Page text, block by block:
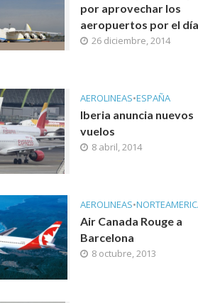
por aprovechar los
aeropuertos por el
26 diciembre, 2014
AEROLINEAS•ESPAÑA
Iberia anuncia nuevos
vuelos
8 abril, 2014
AEROLINEAS•
Air Canada Rouge a
Barcelona
8 octubre, 2013